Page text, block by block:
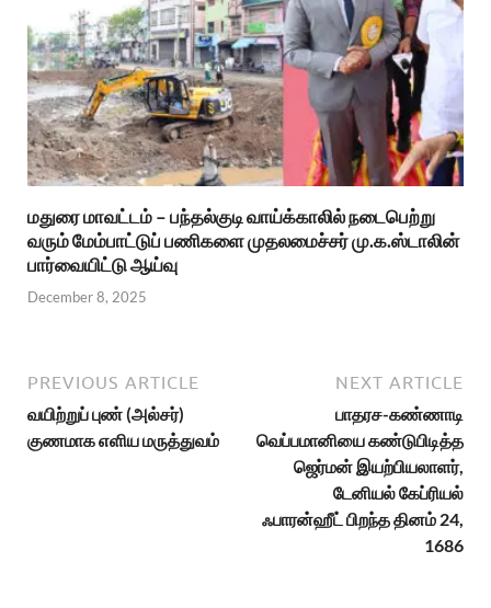
மதுரை மாவட்டம் – பந்தல்குடி வாய்க்காலில் நடைபெற்று
வரும் மேம்பாட்டுப் பணிகளை முதலமைச்சர் மு.க.ஸ்டாலின்
பார்வையிட்டு ஆய்வு
December 8, 2025
PREVIOUS ARTICLE
வயிற்றுப் புண் (அல்சர்)
குணமாக எளிய மருத்துவம்
NEXT ARTICLE
பாதரச-கண்ணாடி
வெப்பமானியை கண்டுபிடித்த
ஜெர்மன் இயற்பியலாளர்,
டேனியல் கேப்ரியல்
ஃபாரன்ஹீட் பிறந்த தினம் 24,
1686